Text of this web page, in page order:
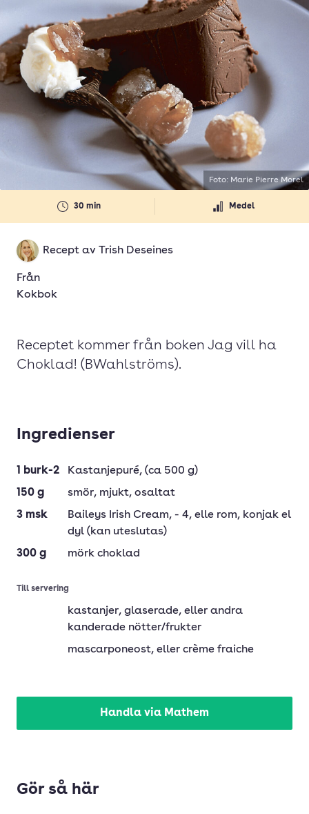
30 min Medel
Recept av Trish Deseines
Från
Kokbok
Receptet kommer från boken Jag vill ha
Choklad! (BWahlströms).
Foto: Marie Pierre Morel
Ingredienser
1 burk-2 Kastanjepuré, (ca 500 g)
150 g smör, mjukt, osaltat
3 msk Baileys Irish Cream, - 4, elle rom, konjak el
dyl (kan uteslutas)
300 g mörk choklad
Till servering
kastanjer, glaserade, eller andra
kanderade nötter/frukter
mascarponeost, eller crème fraiche
Handla via Mathem
Gör så här